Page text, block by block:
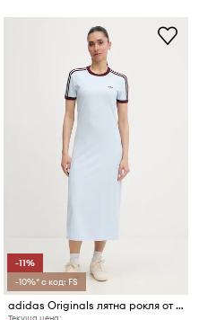
-11%
-10%* с код: FS
adidas Originals лятна рокля от памук